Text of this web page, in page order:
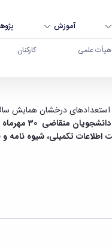
آموزش
علمی کارکنان
دفتر هدایت
همایش سالانه خود را همچون سال های گذشته در آذرماه 1395
متقاضی
تکمیلی، شیوه نامه